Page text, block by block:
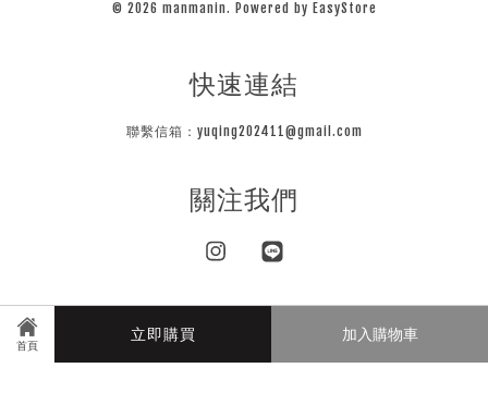
首頁
立即購買 加入購物車
© 2026 manmanin. Powered by EasyStore
快速連結
聯繫信箱：yuqing202411@gmail.com
關注我們
Instagram
JCB